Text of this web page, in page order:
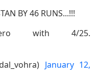
BY 46 RUNS...!!!
with 4/25.
January 12,